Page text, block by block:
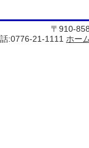
〒910-
:0776-21-1111 ホー